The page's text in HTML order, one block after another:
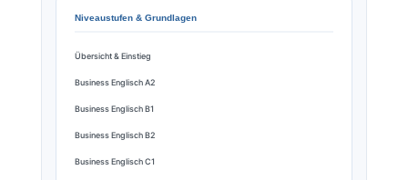
Niveaustufen & Grundlagen
Übersicht & Einstieg
Business Englisch A2
Business Englisch B1
Business Englisch B2
Business Englisch C1